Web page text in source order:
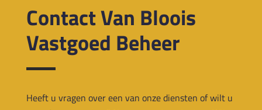
Contact Van Bloois
Vastgoed Beheer
Heeft u vragen over een van onze diensten of wilt u